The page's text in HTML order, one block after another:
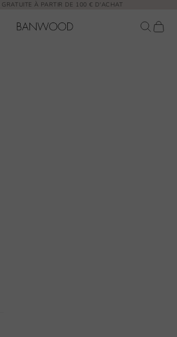
GRATUITE À PARTIR DE 100 € D'ACHAT
Banwood EUR Ouvrir la
Voir